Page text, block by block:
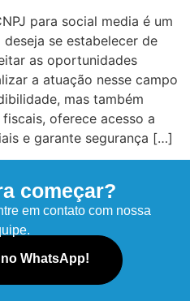
para social media é um
se estabelecer de
as oportunidades
a atuação nesse campo
mas também
oferece acesso a
e garante segurança […]
começar?
em contato com nossa
WhatsApp!